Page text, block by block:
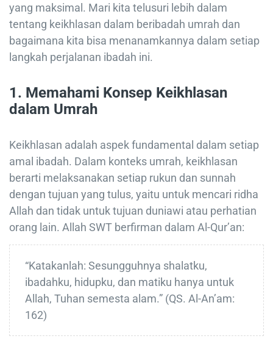
yang maksimal. Mari kita telusuri lebih dalam
tentang keikhlasan dalam beribadah umrah dan
bagaimana kita bisa menanamkannya dalam setiap
langkah perjalanan ibadah ini.
1. Memahami Konsep Keikhlasan
dalam Umrah
Keikhlasan adalah aspek fundamental dalam setiap
amal ibadah. Dalam konteks umrah, keikhlasan
berarti melaksanakan setiap rukun dan sunnah
dengan tujuan yang tulus, yaitu untuk mencari ridha
Allah dan tidak untuk tujuan duniawi atau perhatian
orang lain. Allah SWT berfirman dalam Al-Qur’an:
“Katakanlah: Sesungguhnya shalatku,
ibadahku, hidupku, dan matiku hanya untuk
Allah, Tuhan semesta alam.” (QS. Al-An’am:
162)